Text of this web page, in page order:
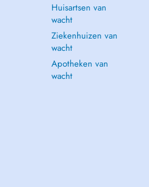
Huisartsen van
wacht
Ziekenhuizen van
wacht
Apotheken van
wacht